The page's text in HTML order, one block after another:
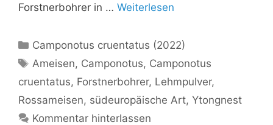
Forstnerbohrer in … Weiterlesen
Kategorien
Camponotus cruentatus (2022)
Schlagwörter
Ameisen, Camponotus, Camponotus
cruentatus, Forstnerbohrer, Lehmpulver,
Rossameisen, südeuropäische Art, Ytongnest
Kommentar hinterlassen